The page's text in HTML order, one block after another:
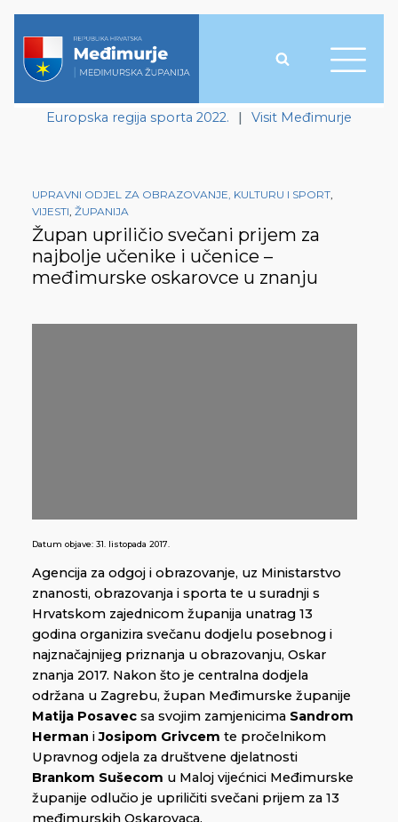
Europska regija sporta 2022. | Visit Međimurje
UPRAVNI ODJEL ZA OBRAZOVANJE, KULTURU I SPORT,
VIJESTI, ŽUPANIJA
Župan upriličio svečani prijem za
najbolje učenike i učenice –
međimurske oskarovce u znanju
Datum objave: 31. listopada 2017.
Agencija za odgoj i obrazovanje, uz Ministarstvo
znanosti, obrazovanja i sporta te u suradnji s
Hrvatskom zajednicom županija unatrag 13
godina organizira svečanu dodjelu posebnog i
najznačajnijeg priznanja u obrazovanju, Oskar
znanja 2017. Nakon što je centralna dodjela
održana u Zagrebu, župan Međimurske županije
Matija Posavec sa svojim zamjenicima Sandrom
Herman iJosipom Grivcem te pročelnikom
Upravnog odjela za društvene djelatnosti
Brankom Sušecom u Maloj vijećnici Međimurske
županije odlučio je upriličiti svečani prijem za 13